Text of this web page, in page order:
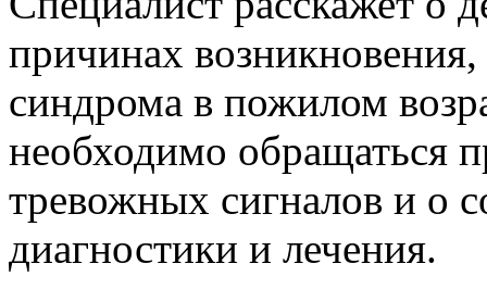
причинах
синдрома в пожилом
необходимо обращаться
тревожных сигналов и о
диагностики и лечения.